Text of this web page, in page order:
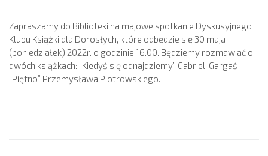
Zapraszamy do Biblioteki na majowe spotkanie Dyskusyjnego
Klubu Książki dla Dorosłych, które odbędzie się 30 maja
(poniedziałek) 2022r. o godzinie 16.00. Będziemy rozmawiać o
dwóch książkach: „Kiedyś się odnajdziemy” Gabrieli Gargaś i
„Piętno” Przemysława Piotrowskiego.